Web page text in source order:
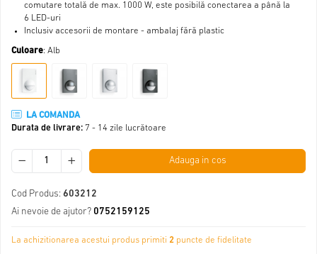
comutare totală de max. 1000 W, este posibilă conectarea a până la
6 LED-uri
Inclusiv accesorii de montare - ambalaj fără plastic
Culoare: Alb
LA COMANDA
Durata de livrare: 7 - 14 zile lucrătoare
Adauga in cos
Cod Produs: 603212
Ai nevoie de ajutor? 0752159125
La achizitionarea acestui produs primiti 2 puncte de fidelitate